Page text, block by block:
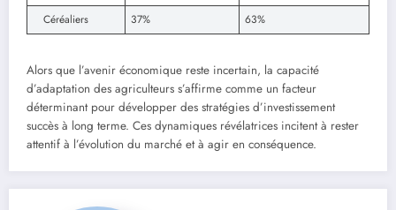
Céréaliers 37% 63%
Alors que l’avenir économique reste incertain, la capacité
d’adaptation des agriculteurs s’affirme comme un facteur
déterminant pour développer des stratégies d’investissement
succès à long terme. Ces dynamiques révélatrices incitent à rester
attentif à l’évolution du marché et à agir en conséquence.